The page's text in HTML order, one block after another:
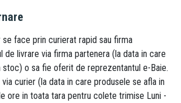
se face prin curierat rapid sau firma
de livrare via firma partenera (la data in care
stoc) o sa fie oferit de reprezentantul e-Baie.
curier (la data in care produsele se afla in
ore in toata tara pentru colete trimise Luni -